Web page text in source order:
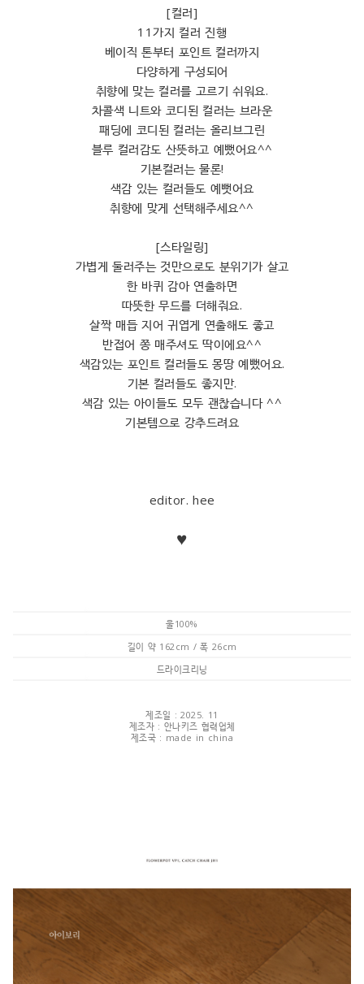
[컬러]
11가지 컬러 진행
베이직 톤부터 포인트 컬러까지
다양하게 구성되어
취향에 맞는 컬러를 고르기 쉬워요.
차콜색 니트와 코디된 컬러는 브라운
패딩에 코디된 컬러는 올리브그린
블루 컬러감도 산뜻하고 예뻤어요^^
기본컬러는 물론!
색감 있는 컬러들도 예뻣어요
취향에 맞게 선택해주세요^^
[스타일링]
가볍게 둘러주는 것만으로도 분위기가 살고
한 바퀴 감아 연출하면
따뜻한 무드를 더해줘요.
살짝 매듭 지어 귀엽게 연출해도 좋고
반접어 쫑 매주셔도 딱이에요^^
색감있는 포인트 컬러들도 몽땅 예뻤어요.
기본 컬러들도 좋지만.
색감 있는 아이들도 모두 괜찮습니다 ^^
기본템으로 강추드려요
editor. hee
♥
울100%
길이 약 162cm / 폭 26cm
드라이크리닝
제조일 : 2025. 11
제조자 : 안나키즈 협력업체
제조국 : made in china